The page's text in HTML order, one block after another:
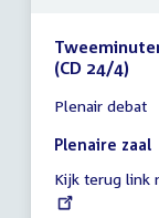
(CD 24/4)
vergadering
10:16
10:45
uur
Plenair debat
Plenaire zaal
Kijk terug link